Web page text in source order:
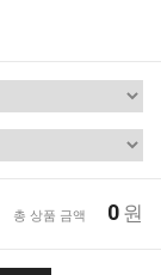
총 상품 금액 0 원